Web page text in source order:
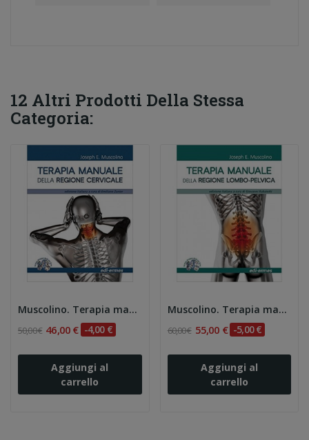
12 Altri Prodotti Della Stessa
Categoria:
Muscolino. Terapia manuale della regione cervicale
50,00 € 46,00 € -4,00 €
Aggiungi al
carrello
Muscolino. Terapia manuale della regione...
60,00 € 55,00 € -5,00 €
Aggiungi al
carrello